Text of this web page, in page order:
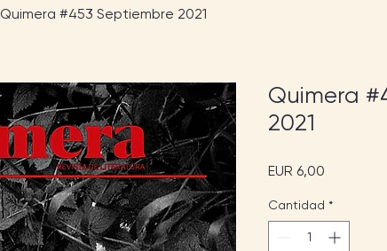
Quimera #453 Septiembre 2021
Quimera
2021
EUR 6,00
Cantidad *